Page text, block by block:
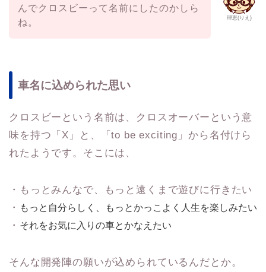
理恵(りえ)
んでクロスビーって名前にしたのかしら
ね。
車名に込められた思い
クロスビーという名前は、クロスオーバーという意
味を持つ「X」と、「to be exciting」から名付けら
れたようです。そこには、
・もっとみんなで、もっと遠くまで遊びに行きたい
・
もっと自分らしく、もっとかっこよく人生を楽しみたい
・ それをお気に入りの車とかなえたい
そんな開発陣の願いが込められているんだとか。